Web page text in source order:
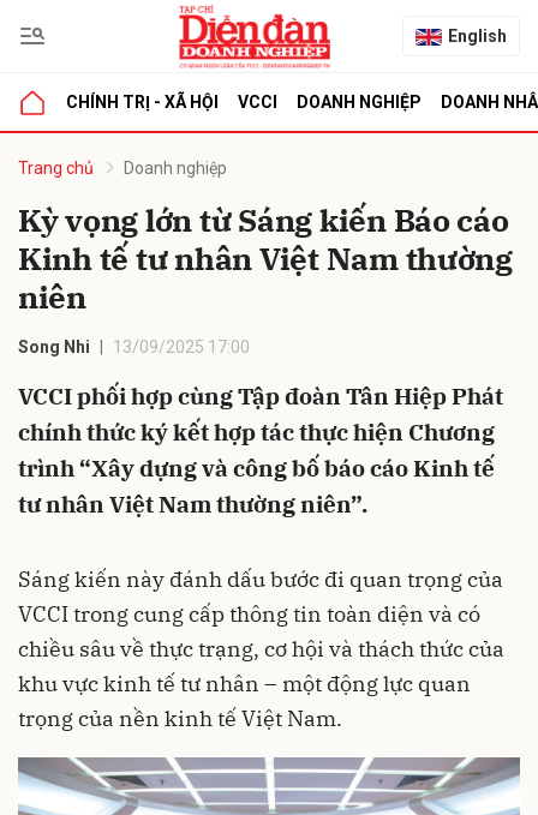
English
CHÍNH TRỊ - XÃ HỘI VCCI DOANH NGHIỆP DOANH
Trang chủ Doanh nghiệp
Kỳ vọng lớn từ Sáng kiến Báo cáo
Kinh tế tư nhân Việt Nam thường
niên
Song Nhi 13/09/2025 17:00
VCCI phối hợp cùng Tập đoàn Tân Hiệp Phát
chính thức ký kết hợp tác thực hiện Chương
trình “Xây dựng và công bố báo cáo Kinh tế
tư nhân Việt Nam thường niên”.
Sáng kiến này đánh dấu bước đi quan trọng của
VCCI trong cung cấp thông tin toàn diện và có
chiều sâu về thực trạng, cơ hội và thách thức của
khu vực kinh tế tư nhân – một động lực quan
trọng của nền kinh tế Việt Nam.
luận
Hủy